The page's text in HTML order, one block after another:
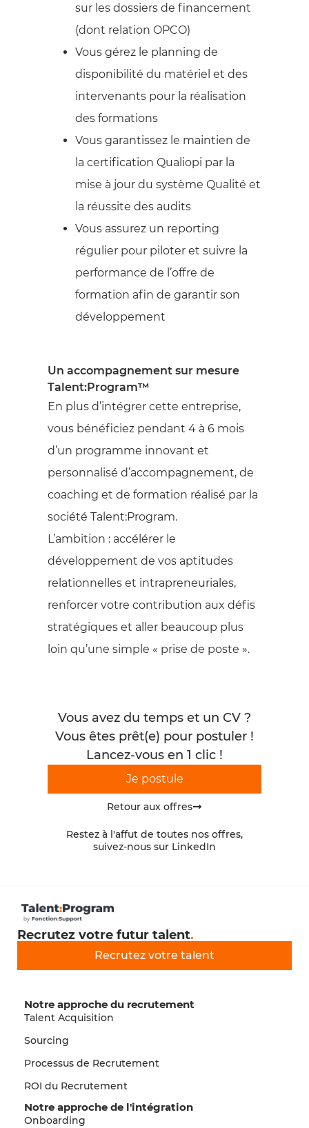
sur les dossiers de financement
(dont relation OPCO)
Vous gérez le planning de
disponibilité du matériel et des
intervenants pour la réalisation
des formations
Vous garantissez le maintien de
la certification Qualiopi par la
mise à jour du système Qualité et
la réussite des audits
Vous assurez un reporting
régulier pour piloter et suivre la
performance de l’offre de
formation afin de garantir son
développement
Un accompagnement sur mesure
Talent:Program™
En plus d’intégrer cette entreprise,
vous bénéficiez pendant 4 à 6 mois
d’un programme innovant et
personnalisé d’accompagnement, de
coaching et de formation réalisé par la
société Talent:Program.
L’ambition : accélérer le
développement de vos aptitudes
relationnelles et intrapreneuriales,
renforcer votre contribution aux défis
stratégiques et aller beaucoup plus
loin qu’une simple « prise de poste ».
Vous avez du temps et un CV ?
Vous êtes prêt(e) pour postuler !
Lancez-vous en 1 clic !
Je postule
Retour aux offres
Restez à l'affut de toutes nos offres,
suivez-nous sur LinkedIn
Recrutez votre futur talent.
Recrutez votre talent
Notre approche du recrutement
Talent Acquisition
Sourcing
Processus de Recrutement
ROI du Recrutement
Notre approche de l'intégration
Onboarding